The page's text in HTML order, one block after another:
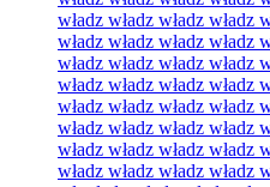
władz władz władz władz
władz władz władz władz
władz władz władz władz
władz władz władz władz
władz władz władz władz
władz władz władz władz
władz władz władz władz
władz władz władz władz